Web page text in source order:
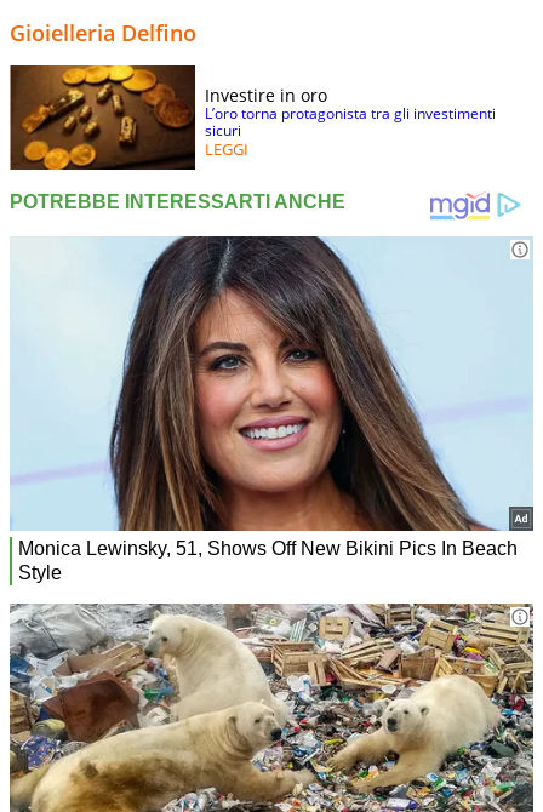
Gioielleria Delfino
Investire in oro
L’oro torna protagonista tra gli investimenti
sicuri
LEGGI